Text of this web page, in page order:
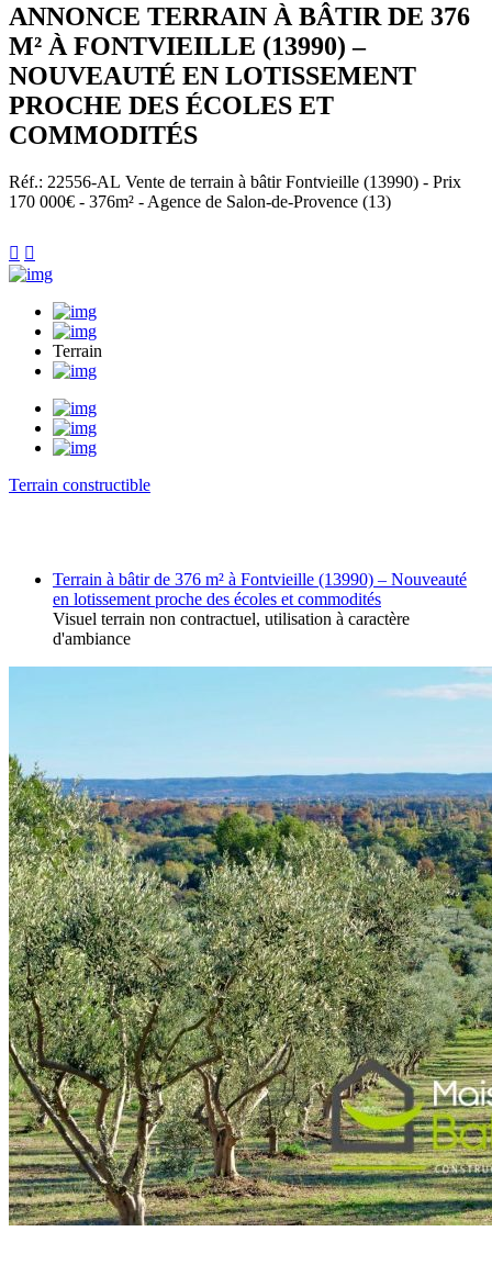
ANNONCE TERRAIN À BÂTIR DE 376
M² À FONTVIEILLE (13990) –
NOUVEAUTÉ EN LOTISSEMENT
PROCHE DES ÉCOLES ET
COMMODITÉS
Réf.: 22556-AL Vente de terrain à bâtir Fontvieille (13990) - Prix
170 000€ - 376m² - Agence de Salon-de-Provence (13)
 
Terrain
Terrain constructible
Terrain à bâtir de 376 m² à Fontvieille (13990) – Nouveauté
en lotissement proche des écoles et commodités
Visuel terrain non contractuel, utilisation à caractère
d'ambiance